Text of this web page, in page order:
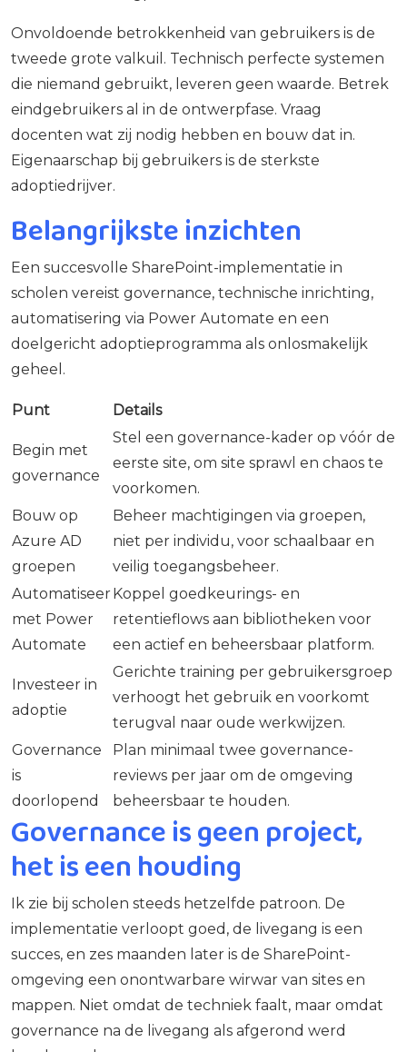
Onvoldoende betrokkenheid van gebruikers is de
tweede grote valkuil. Technisch perfecte systemen
die niemand gebruikt, leveren geen waarde. Betrek
eindgebruikers al in de ontwerpfase. Vraag
docenten wat zij nodig hebben en bouw dat in.
Eigenaarschap bij gebruikers is de sterkste
adoptiedrijver.
Belangrijkste inzichten
Een succesvolle SharePoint-implementatie in
scholen vereist governance, technische inrichting,
automatisering via Power Automate en een
doelgericht adoptieprogramma als onlosmakelijk
geheel.
Punt Details
Begin met
governance
Stel een governance-kader op vóór de
eerste site, om site sprawl en chaos te
voorkomen.
Bouw op
Azure AD
groepen
Beheer machtigingen via groepen,
niet per individu, voor schaalbaar en
veilig toegangsbeheer.
Automatiseer
met Power
Automate
Koppel goedkeurings- en
retentieflows aan bibliotheken voor
een actief en beheersbaar platform.
Investeer in
adoptie
Gerichte training per gebruikersgroep
verhoogt het gebruik en voorkomt
terugval naar oude werkwijzen.
Governance
is
doorlopend
Plan minimaal twee governance-
reviews per jaar om de omgeving
beheersbaar te houden.
Governance is geen project,
het is een houding
Ik zie bij scholen steeds hetzelfde patroon. De
implementatie verloopt goed, de livegang is een
succes, en zes maanden later is de SharePoint-
omgeving een onontwarbare wirwar van sites en
mappen. Niet omdat de techniek faalt, maar omdat
governance na de livegang als afgerond werd